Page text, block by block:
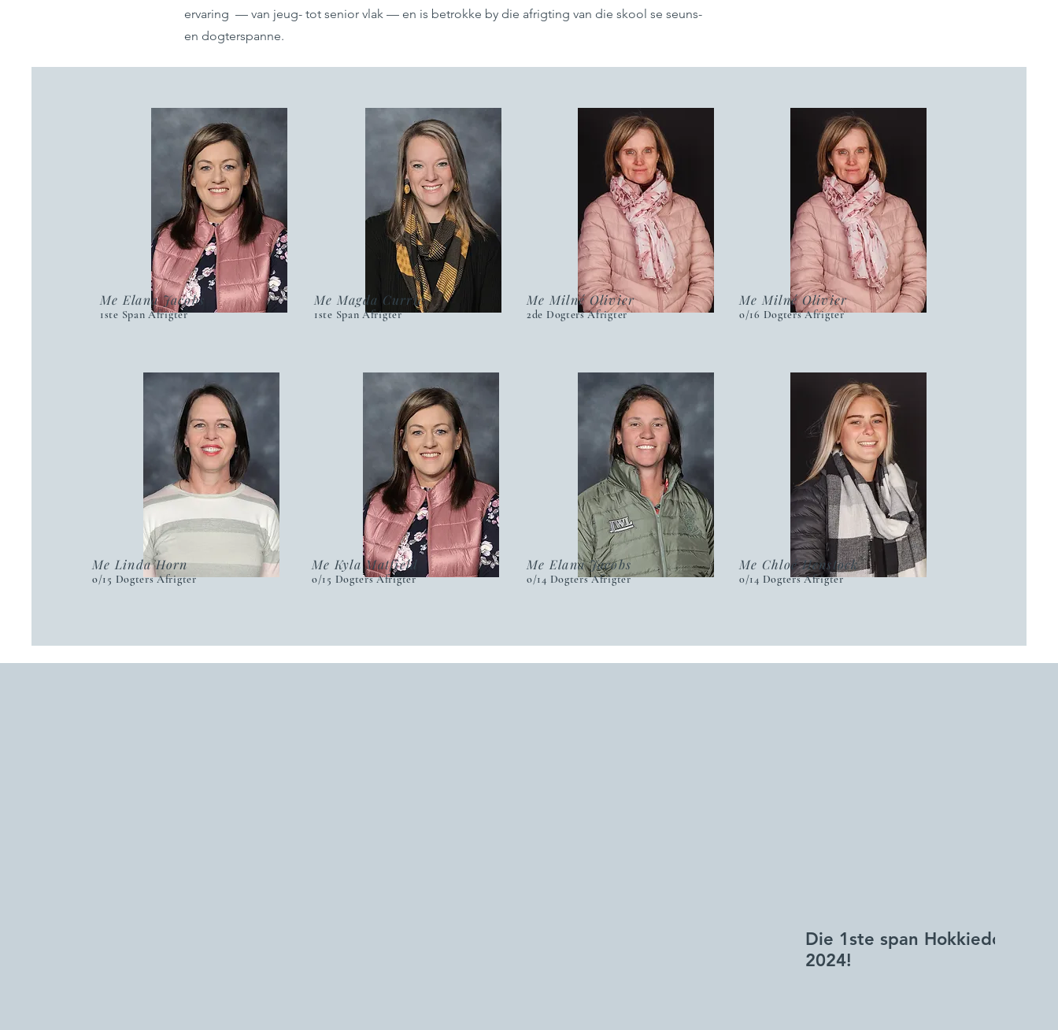
ervaring — van jeug- tot senior vlak — en is betrokke by die afrigting van die skool se seuns-
en dogterspanne.
Me Elana Jacobs
1ste Span Afrigter
Me Magda Currie
1ste Span Afrigter
Me Milné Olivier
2de Dogters Afrigter
Me Milné Olivier
o/16 Dogters Afrigter
Me Linda Horn
o/15 Dogters Afrigter
Me Kyla Matfield
o/15 Dogters Afrigter
Me Elana Jacobs
o/14 Dogters Afrigter
Me Chloé Henstock
0/14 Dogters Afrigter
Die 1ste span Hokkiedogters
2024!